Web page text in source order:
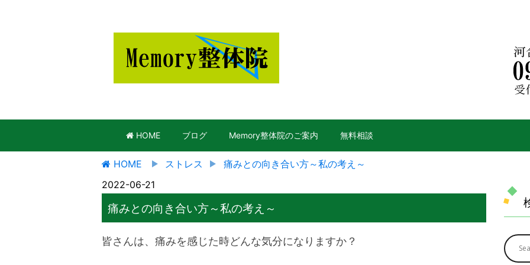
HOME ブログ Memory整体院のご案内 無料相談
HOME ストレス
痛みとの向き合い方～私の考え～
2022-06-21
痛みとの向き合い方～私の考え～
皆さんは、痛みを感じた時どんな気分になりますか？